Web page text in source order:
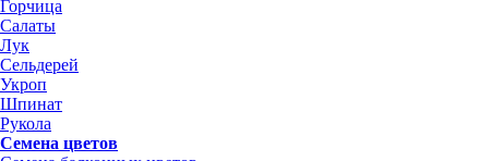
Горчица
Салаты
Лук
Сельдерей
Укроп
Шпинат
Рукола
Семена цветов